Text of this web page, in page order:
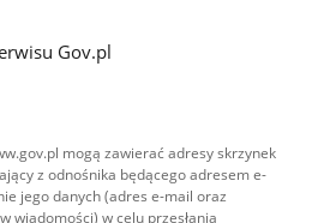
Gov.pl
mogą zawierać adresy skrzynek
z odnośnika będącego adresem e-
jego danych (adres e-mail oraz
wiadomości) w celu przesłania